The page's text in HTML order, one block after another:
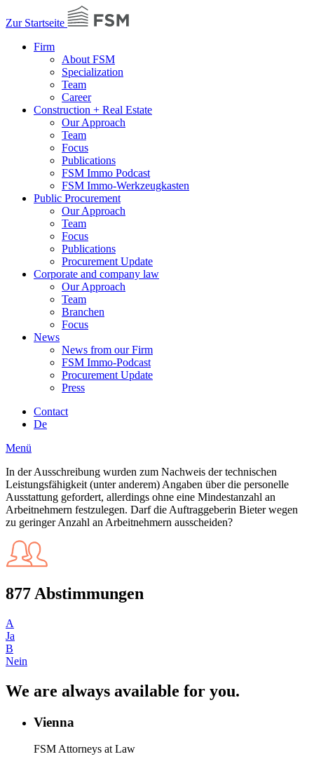
Zur Startseite
Firm
About FSM
Specialization
Team
Career
Construction + Real Estate
Our Approach
Team
Focus
Publications
FSM Immo Podcast
FSM Immo-Werkzeugkasten
Public Procurement
Our Approach
Team
Focus
Publications
Procurement Update
Corporate and company law
Our Approach
Team
Branchen
Focus
News
News from our Firm
FSM Immo-Podcast
Procurement Update
Press
Contact
De
Menü
In der Ausschreibung wurden zum Nachweis der technischen
Leistungsfähigkeit (unter anderem) Angaben über die personelle
Ausstattung gefordert, allerdings ohne eine Mindestanzahl an
Arbeitnehmern festzulegen. Darf die Auftraggeberin Bieter wegen
zu geringer Anzahl an Arbeitnehmern ausscheiden?
877 Abstimmungen
A
Ja
B
Nein
We are always available for you.
Vienna
FSM Attorneys at Law